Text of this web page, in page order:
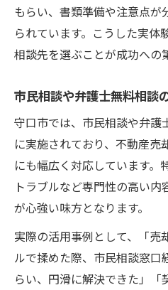
もらい、書類準備や注意点が
られています。こうした実体
相談先を選ぶことが成功への
市民相談や弁護士無料相談
守口市では、市民相談や弁護
に実施されており、不動産売
にも幅広く対応しています。
トラブルなど専門性の高い
が心強い味方となります。
実際の活用事例として、「売
ルで揉めた際、市民相談窓口
らい、円滑に解決できた」